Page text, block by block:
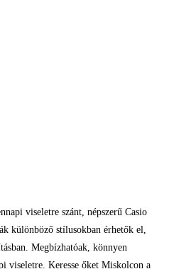
viseletre szánt, népszerű Casio
különböző stílusokban érhetők el,
Megbízhatóak, könnyen
viseletre. Keresse őket Miskolcon a